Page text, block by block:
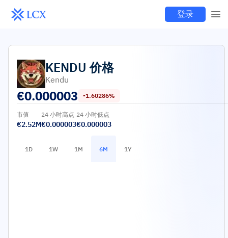
登录
KENDU 价格
Kendu
€0.000003 -1.60286%
市值
€2.52M
24 小时高点
€0.000003
24 小时低点
€0.000003
1D 1W 1M 6M 1Y